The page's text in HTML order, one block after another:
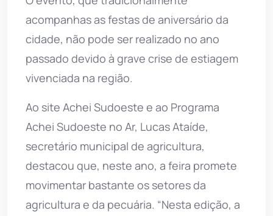
acompanhas as festas de aniversário da
cidade, não pode ser realizado no ano
passado devido à grave crise de estiagem
vivenciada na região.
Ao site Achei Sudoeste e ao Programa
Achei Sudoeste no Ar, Lucas Ataíde,
secretário municipal de agricultura,
destacou que, neste ano, a feira promete
movimentar bastante os setores da
agricultura e da pecuária. “Nesta edição, a